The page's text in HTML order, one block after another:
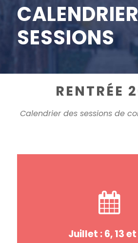
SESSIONS
RENTRÉE
Calendrier des sessions de
Juillet : 6, 13